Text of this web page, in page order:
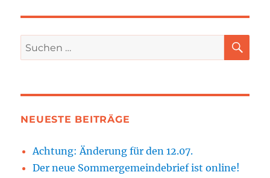
Suchen
nach:
NEUESTE BEITRÄGE
Achtung: Änderung für den 12.07.
Der neue Sommergemeindebrief ist online!